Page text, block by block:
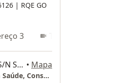
| RQE GO
3 Teleconsulta
SHS Quadra 6 Conjunto A Bloco A S/N Sala 606 – Asa Sul, Brasília • Mapa
Instituto Virtus Gestão e Inovação em Saúde, Consultório Particular Dr Heder Murari Borba -Urologista